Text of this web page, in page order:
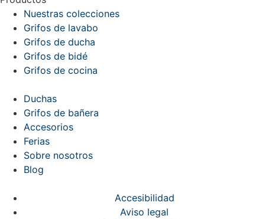
Nuestras colecciones
Grifos de lavabo
Grifos de ducha
Grifos de bidé
Grifos de cocina
Duchas
Grifos de bañera
Accesorios
Ferias
Sobre nosotros
Blog
Accesibilidad
Aviso legal